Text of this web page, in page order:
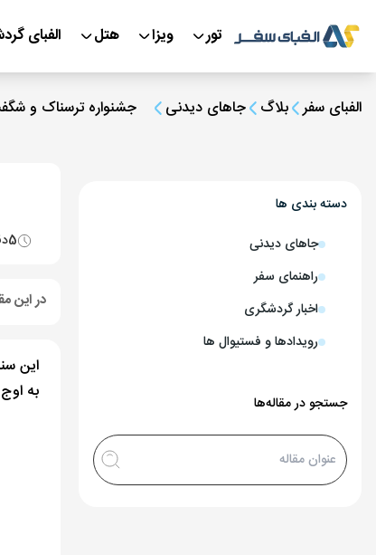
تور ویزا هتل الفبای
الفبای سفر بلاگ جاهای دیدنی جشنواره ترسناک و
دسته بندی ها
جاهای دیدنی
راهنمای سفر
اخبار گردشگری
رویدادها و فستیوال ها
جستجو در مقاله‌ها
5
در این
به